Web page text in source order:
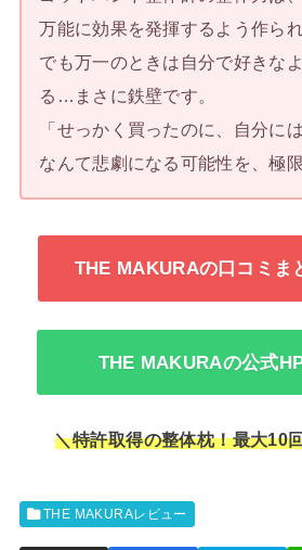
万能に効果を発揮するよう作ら
でも万一のときは自分で好きな
る…まさに鉄壁です。
「せっかく買ったのに、自分に
なんて悲劇になる可能性を、極
THE MAKURAの口コミま
THE MAKURAの公式
＼特許取得の整体枕！最大10
THE MAKURAレビュー